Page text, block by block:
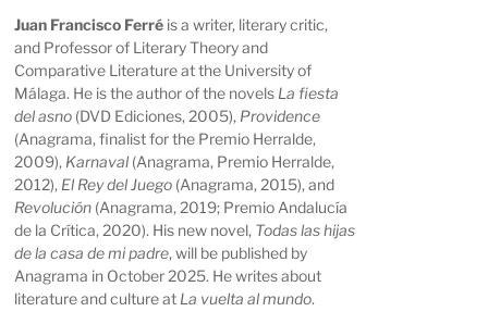
Juan Francisco Ferré is a writer, literary critic,
and Professor of Literary Theory and
Comparative Literature at the University of
Málaga. He is the author of the novels La fiesta
del asno (DVD Ediciones, 2005), Providence
(Anagrama, finalist for the Premio Herralde,
2009), Karnaval (Anagrama, Premio Herralde,
2012), El Rey del Juego (Anagrama, 2015), and
Revolución (Anagrama, 2019; Premio Andalucía
de la Crítica, 2020). His new novel, Todas las hijas
de la casa de mi padre, will be published by
Anagrama in October 2025. He writes about
literature and culture at La vuelta al mundo.